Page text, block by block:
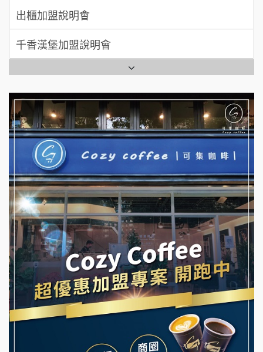
拾鑶火鍋加盟說明會
全家加盟說明會
台灣G湯加盟說明會
彭富貴加盟說明會
NU PASTA義大利麵加盟說明會
潮鍋癮加盟說明會
蓁伙烤倆吃加盟說明會
霏等茶加盟說明會
早安山丘加盟說明會
冰封仙果加盟說明會
Ramble Café 漫步藍咖啡加盟說明會
微風亭鐵板燒加盟說明會
千香漢堡加盟說明會
七盞茶加盟說明會
拉亞漢堡加盟說明會
杜芳子古味茶鋪加盟說明會
優握握×酸奶大獅加盟說明會
冬城門加盟說明會
拾鑶火鍋加盟說明會
阿性情趣無人販售所加盟明會
龍涎居好湯加盟說明會
舒油頭加盟說明會
韓金量加盟說明會